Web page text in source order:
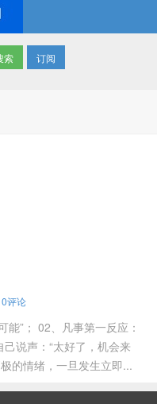
订阅
0评论
能”； 02、凡事第一反应：
说声：“太好了，机会来
的情绪，一旦发生立即...